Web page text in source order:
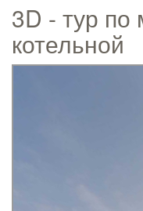
3D - тур по
котельной